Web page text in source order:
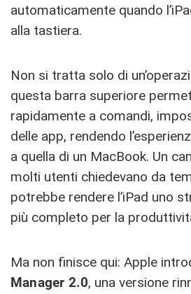
automaticamente quando
alla tastiera.
Non si tratta solo di
questa barra superiore
rapidamente a comandi,
delle app, rendendo
a quella di un MacBook. Un
molti utenti chiedevano da
potrebbe rendere l’iPad uno
più completo per la
Ma non finisce qui: Apple
Manager 2.0, una versione